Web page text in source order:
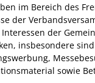
im Bereich des
der
der
insbesondere
sowie